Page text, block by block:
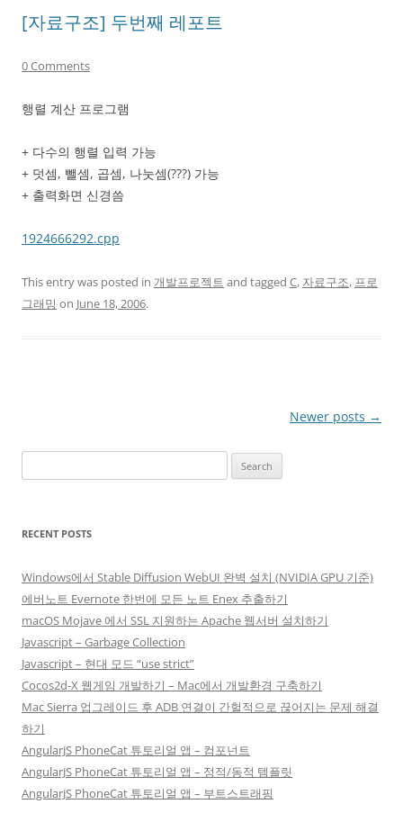
[자료구조] 두번째 레포트
0 Comments
행렬 계산 프로그램
+ 다수의 행렬 입력 가능
+ 덧셈, 뺄셈, 곱셈, 나눗셈(???) 가능
+ 출력화면 신경씀
1924666292.cpp
This entry was posted in 개발프로젝트 and tagged C, 자료구조, 프로
그래밍 on June 18, 2006.
Newer posts →
for:
RECENT POSTS
Windows에서 Stable Diffusion WebUI 완벽 설치 (NVIDIA GPU 기준)
에버노트 Evernote 한번에 모든 노트 Enex 추출하기
macOS Mojave 에서 SSL 지원하는 Apache 웹서버 설치하기
Javascript – Garbage Collection
Javascript – 현대 모드 “use strict”
Cocos2d-X 웹게임 개발하기 – Mac에서 개발환경 구축하기
Mac Sierra 업그레이드 후 ADB 연결이 간헐적으로 끊어지는 문제 해결
하기
AngularJS PhoneCat 튜토리얼 앱 – 컴포넌트
AngularJS PhoneCat 튜토리얼 앱 – 정적/동적 템플릿
AngularJS PhoneCat 튜토리얼 앱 – 부트스트래핑